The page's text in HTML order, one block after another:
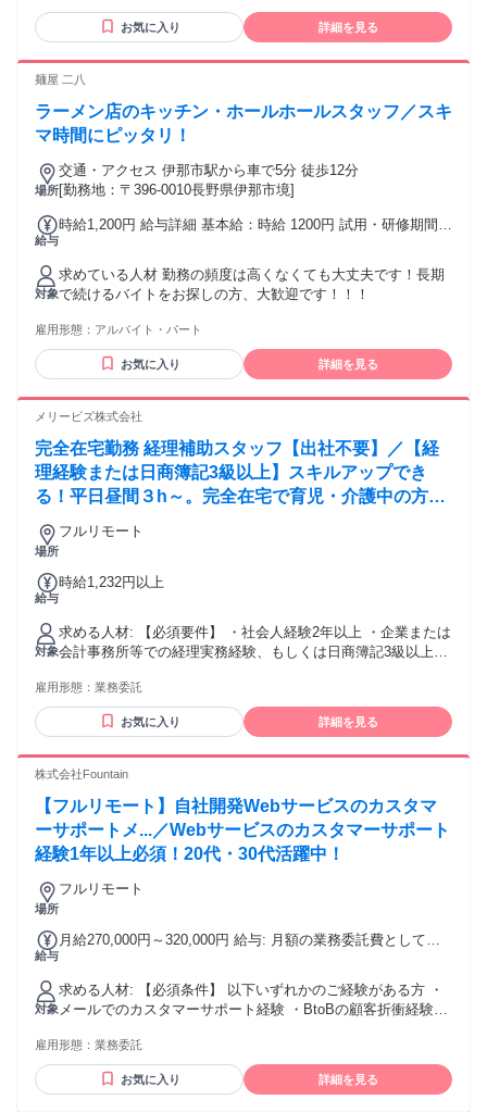
庭と両立して働く主婦・主夫さん ★がっつりフルタイムで働
くフリーターさん ★仕事も遊びも両立したい方 などなど♪
す＞ 看護師、看護助手、介護助手経験や ケアマネージャー、
す ―――――――――――――――― 事業内容 派遣／
(派)13-080490・請負／登録制 ■設立から27年以上【取引社数
お気に入り 詳細を見る
麺屋 二八
ラーメン店のキッチン・ホールホールスタッフ／スキ
マ時間にピッタリ！
場所
交通・アクセス 伊那市駅から車で5分 徒歩12分
[勤務地：〒396-0010長野県伊那市境]
給与
時給1,200円 給与詳細 基本給：時給 1200円 試用・研修期間：
採用と異なる 基本給 : 時給 1100円
対象
求めている人材 勤務の頻度は高くなくても大丈夫です！長期
で続けるバイトをお探しの方、大歓迎です！！！
雇用形態： アルバイト・パート
お気に入り 詳細を見る
メリービズ株式会社
完全在宅勤務 経理補助スタッフ【出社不要】／【経
理経験または日商簿記3級以上】スキルアップでき
る！平日昼間３h～。完全在宅で育児・介護中の方も
大歓迎♪
場所
フルリモート
給与
時給1,232円以上
対象
求める人材: 【必須要件】 ・社会人経験2年以上 ・企業または
会計事務所等での経理実務経験、もしくは日商簿記3級以上の
きる方、未経験であっても抵抗がなく自ら習得することがで
きる方 【歓迎要件】 ・会計ソフトの利用経験 （freee会計 /
MF(マネーフォワード)クラウド 等） ・ワークフローシステム
チームで業務に取り組むのが好きな方 【用意が必要な環境】
コン （※１）（※２）（※３） ・インターネット環境：速
度10Mbps以上 （※４） ・有料のセキュリティソフト ＜注
意事項＞ ※１：原則製造から３年以内のパソコン機器をご使
用ください。製造から8年以上経過している機器は不可です。
※２：WindowsOSをご使用される場合は、Microsoft社のサポ
以外をご使用される際はご留意ください。 ※４：業務に使用
選考対象外となる可能性がございます。
雇用形態： 業務委託
お気に入り 詳細を見る
株式会社Fountain
【フルリモート】自社開発Webサービスのカスタマ
ーサポートメ...／Webサービスのカスタマーサポート
経験1年以上必須！20代・30代活躍中！
場所
フルリモート
給与
月給270,000円～320,000円 給与: 月額の業務委託費としてお
委託費は更新させていただきます。 ＜実績例＞ ①参画時 月
額24万円（税込）→参画3か月後 月額27万円（税込）→参画4
か月後 月額28万円（税込）→参画6か月後 月額32万円（税
込） ②参画時 月額24万円（税込）→参画4か月後 月額27万円
額30万円（税込） ※現在は月額27万円（税込）スタートにな
っております 現在急成長中であり、参画いただいたほぼすべ
対象
求める人材: 【必須条件】 以下いずれかのご経験がある方 ・
メールでのカスタマーサポート経験 ・BtoBの顧客折衝経験
サービス使用経験 ・プログラミング、テスト、技術系サポー
トの経験 【求める人物像】 ・自己成長意欲が高く新しい技術
にチャレンジしたい方 ・お客様の成功に情熱を持つ方 ・PC
雇用形態： 業務委託
お気に入り 詳細を見る